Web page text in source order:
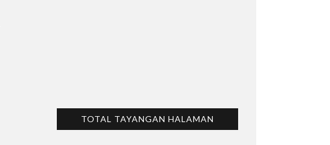
TOTAL TAYANGAN HALAMAN